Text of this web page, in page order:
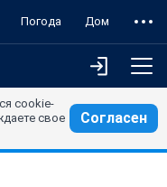
Погода Дом
cookie-
свое
Согласен